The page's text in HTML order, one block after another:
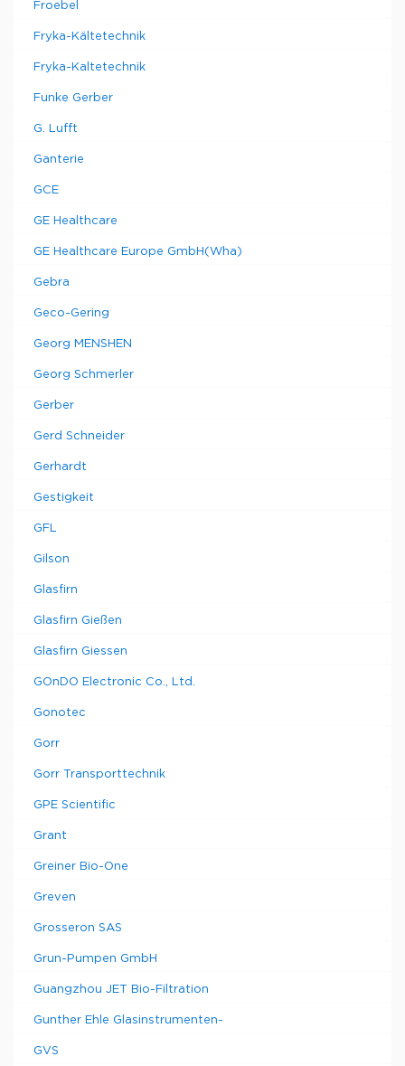
Froebel
Fryka-Kältetechnik
Fryka-Kaltetechnik
Funke Gerber
G. Lufft
Ganterie
GCE
GE Healthcare
GE Healthcare Europe GmbH(Wha)
Gebra
Geco-Gering
Georg MENSHEN
Georg Schmerler
Gerber
Gerd Schneider
Gerhardt
Gestigkeit
GFL
Gilson
Glasfirn
Glasfirn Gießen
Glasfirn Giessen
GOnDO Electronic Co., Ltd.
Gonotec
Gorr
Gorr Transporttechnik
GPE Scientific
Grant
Greiner Bio-One
Greven
Grosseron SAS
Grun-Pumpen GmbH
Guangzhou JET Bio-Filtration
Gunther Ehle Glasinstrumenten-
GVS